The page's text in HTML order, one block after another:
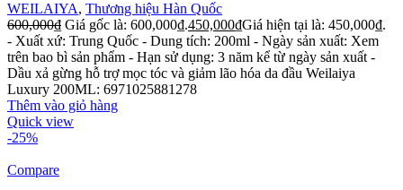
WEILAIYA, Thương hiệu Hàn Quốc
600,000₫ Giá gốc là: 600,000₫.450,000₫Giá hiện tại là: 450,000₫.
- Xuất xứ: Trung Quốc - Dung tích: 200ml - Ngày sản xuất: Xem
trên bao bì sản phẩm - Hạn sử dụng: 3 năm kể từ ngày sản xuất -
Dầu xả gừng hỗ trợ mọc tóc và giảm lão hóa da đầu Weilaiya
Luxury 200ML: 6971025881278
Thêm vào giỏ hàng
Quick view
-25%
Compare